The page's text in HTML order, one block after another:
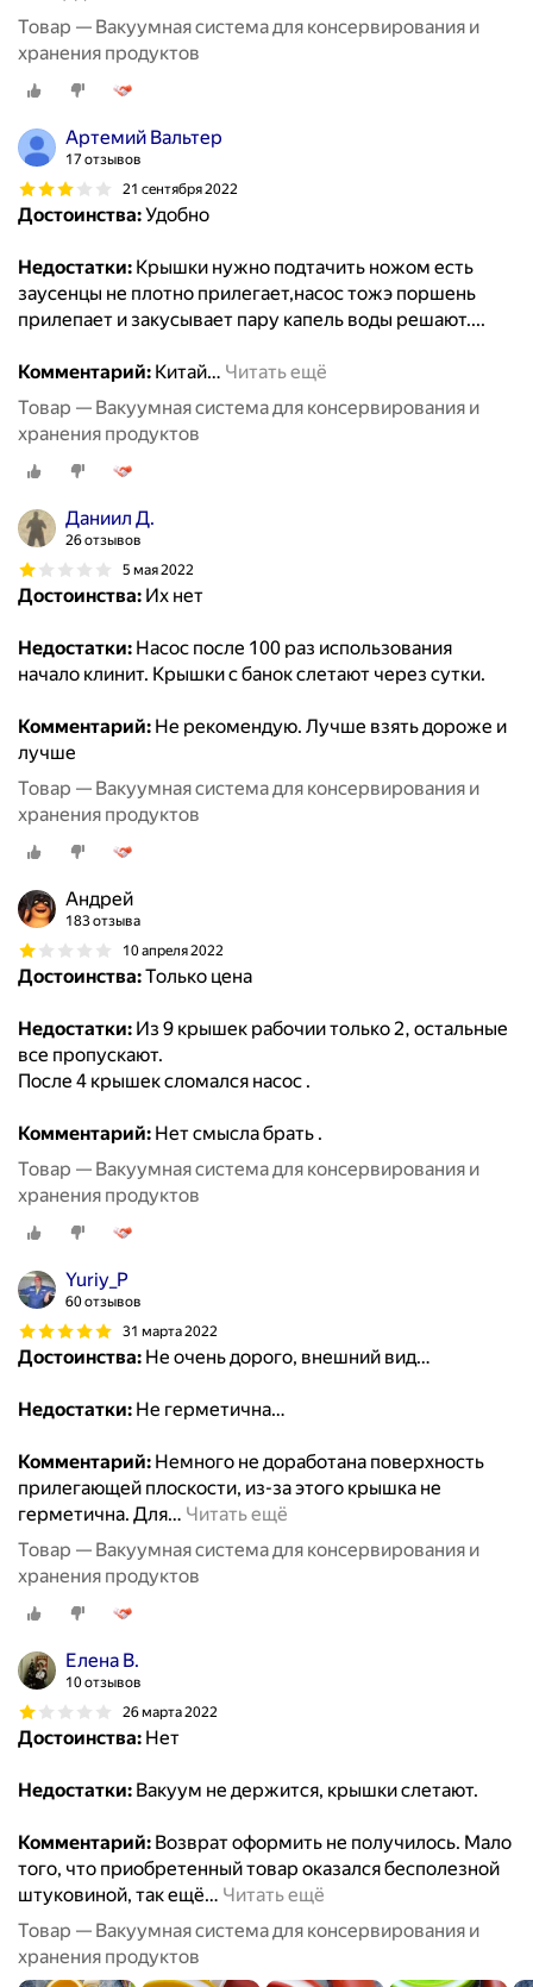
Товар — Вакуумная система для консервирования и
хранения продуктов
Артемий Вальтер
17 отзывов
21 сентября 2022
Достоинства:Удобно
Недостатки: Крышки нужно подтачить ножом есть
заусенцы не плотно прилегает,насос тожэ поршень
прилепает и закусывает пару капель воды решают....
Комментарий: Китай… Читать ещё
Товар — Вакуумная система для консервирования и
хранения продуктов
Даниил Д.
26 отзывов
5 мая 2022
Достоинства: Их нет
Недостатки: Насос после 100 раз использования
начало клинит. Крышки с банок слетают через сутки.
Комментарий: Не рекомендую. Лучше взять дороже и
лучше
Товар — Вакуумная система для консервирования и
хранения продуктов
Aндрей
183 отзыва
10 апреля 2022
Достоинства:Только цена
Недостатки: Из 9 крышек рабочии только 2, остальные
все пропускают.
После 4 крышек сломался насос .
Комментарий: Нет смысла брать .
Товар — Вакуумная система для консервирования и
хранения продуктов
Yuriy_P
60 отзывов
31 марта 2022
Достоинства: Не очень дорого, внешний вид…
Недостатки: Не герметична…
Комментарий: Немного не доработана поверхность
прилегающей плоскости, из-за этого крышка не
герметична. Для… Читать ещё
Товар — Вакуумная система для консервирования и
хранения продуктов
Елена В.
10 отзывов
26 марта 2022
Достоинства: Нет
Недостатки: Вакуум не держится, крышки слетают.
Комментарий: Возврат оформить не получилось. Мало
того, что приобретенный товар оказался бесполезной
штуковиной, так ещё… Читать ещё
Товар — Вакуумная система для консервирования и
хранения продуктов